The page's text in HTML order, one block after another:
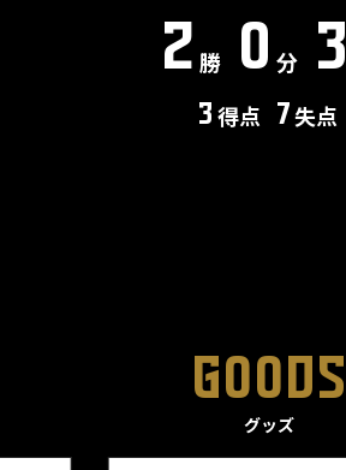
2 勝 0 分 3
3 得点 7失点
GOODS